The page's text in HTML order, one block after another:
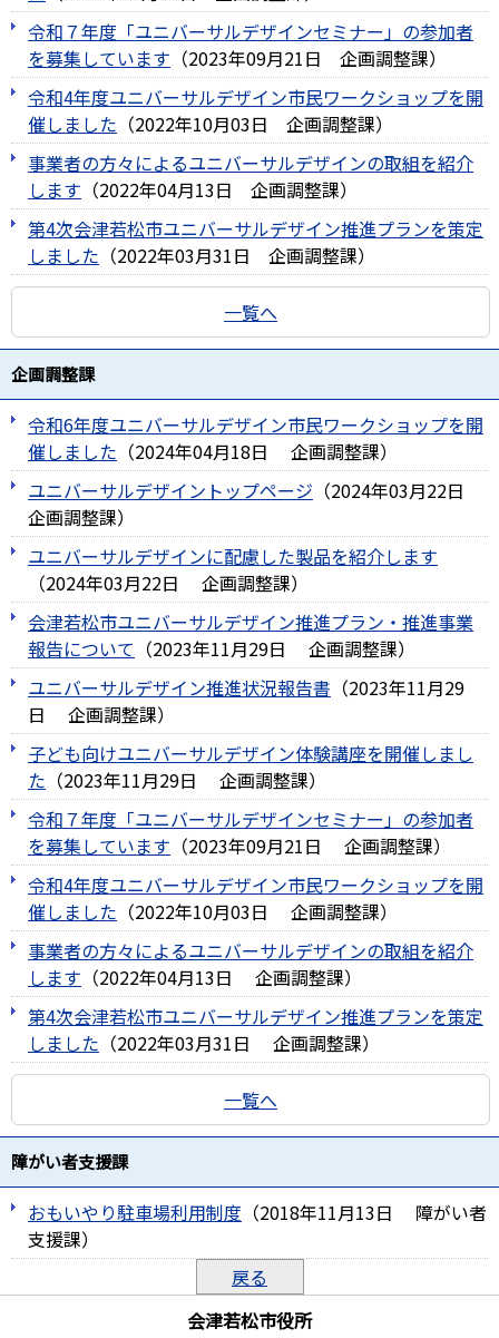
令和７年度「ユニバーサルデザインセミナー」の参加者
を募集しています （2023年09月21日 企画調整課）
令和4年度ユニバーサルデザイン市民ワークショップを開
催しました （2022年10月03日 企画調整課）
事業者の方々によるユニバーサルデザインの取組を紹介
します （2022年04月13日 企画調整課）
第4次会津若松市ユニバーサルデザイン推進プランを策定
しました （2022年03月31日 企画調整課）
一覧へ
企画調整課
令和6年度ユニバーサルデザイン市民ワークショップを開
催しました （2024年04月18日 企画調整課）
ユニバーサルデザイントップページ （2024年03月22日
企画調整課）
ユニバーサルデザインに配慮した製品を紹介します
（2024年03月22日 企画調整課）
会津若松市ユニバーサルデザイン推進プラン・推進事業
報告について （2023年11月29日 企画調整課）
ユニバーサルデザイン推進状況報告書 （2023年11月29
日
企画調整課）
子ども向けユニバーサルデザイン体験講座を開催しまし
た （2023年11月29日 企画調整課）
令和７年度「ユニバーサルデザインセミナー」の参加者
を募集しています （2023年09月21日 企画調整課）
令和4年度ユニバーサルデザイン市民ワークショップを開
催しました （2022年10月03日 企画調整課）
事業者の方々によるユニバーサルデザインの取組を紹介
します （2022年04月13日 企画調整課）
第4次会津若松市ユニバーサルデザイン推進プランを策定
しました （2022年03月31日 企画調整課）
一覧へ
障がい者支援課
おもいやり駐車場利用制度 （2018年11月13日
障がい者
支援課）
戻る
会津若松市役所